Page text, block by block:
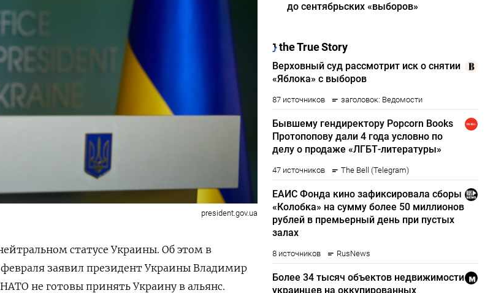
president.gov.ua
статусе Украины. Об этом в
заявил президент Украины Владимир
не готовы принять Украину в альянс.
до сентябрьских «выборов»